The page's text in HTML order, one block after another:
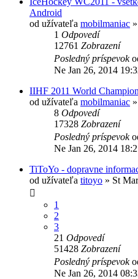
Android
od užívateľa mobilmaniac »
1 Odpovedí
12761 Zobrazení
Posledný príspevok
Ne Jan 26, 2014
IIHF 2011 World
od užívateľa mobilmaniac »
8 Odpovedí
17328 Zobrazení
Posledný príspevok
Ne Jan 26, 2014
TiToYo - dopravne
od užívateľa titoyo » St
1
2
3
21 Odpovedí
51428 Zobrazení
Posledný príspevok
Ne Jan 26, 2014